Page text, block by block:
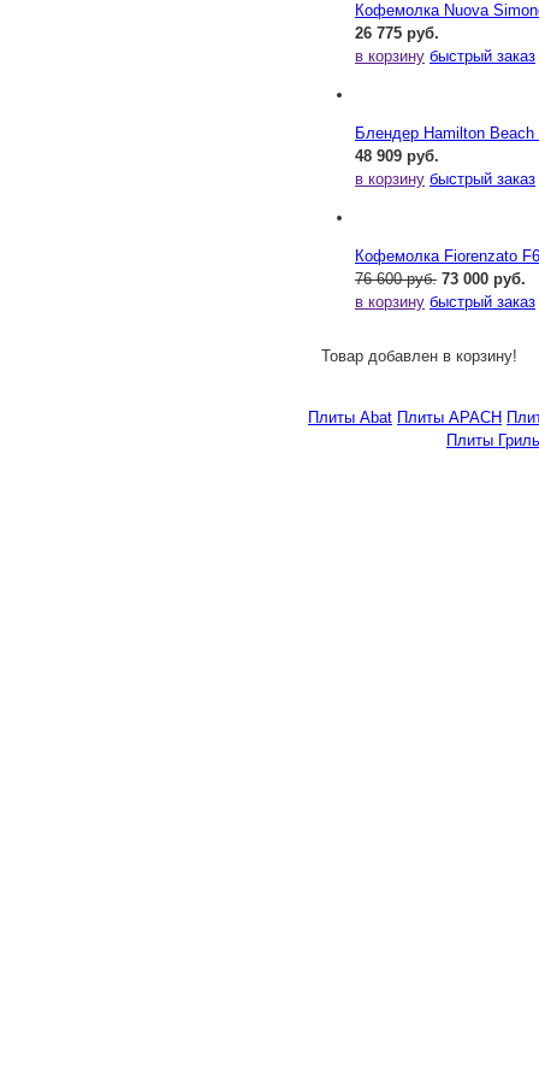
Кофемолка Nuova
26 775 руб.
в корзину быстрый заказ
Блендер Hamilton Beach
48 909 руб.
в корзину быстрый заказ
Кофемолка Fiorenzato
76 600 руб. 73 000 руб.
в корзину быстрый заказ
Товар добавлен в корзину!
Плиты Abat Плиты APACH
Плиты